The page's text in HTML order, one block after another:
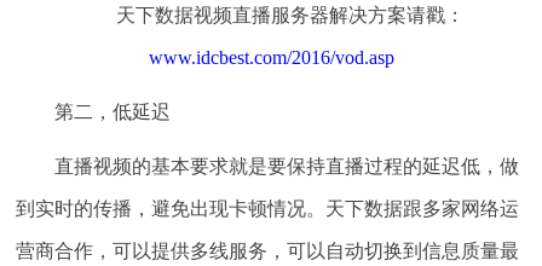
天下数据视频直播服务器解决方案请戳：
www.idcbest.com/2016/vod.asp
第二，低延迟
直播视频的基本要求就是要保持直播过程的延迟低，做
到实时的传播，避免出现卡顿情况。天下数据跟多家网络运
营商合作，可以提供多线服务，可以自动切换到信息质量最